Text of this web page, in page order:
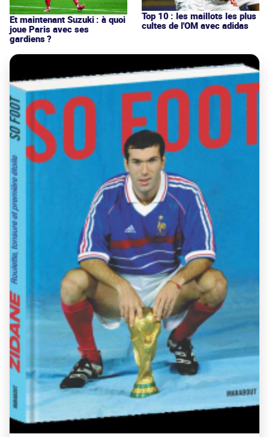
Et maintenant Suzuki : à quoi
joue Paris avec ses
gardiens ?
Top 10 : les maillots les plus
cultes de l'OM avec adidas